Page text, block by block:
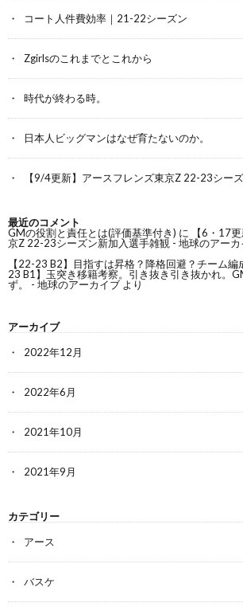
コート人件費効率｜21-22シーズン
Zgirlsのこれまでとこれから
時代が終わる時。
日本人ビッグマンはなぜ育たないのか。
【9/4更新】アースフレンズ東京Z 22-23シー
最近のコメント
GMの役割と責任とは(評価基準付き) に
【6・17
京Z 22-23シーズン新加入選手雑観 - 地球のアーカ
【22-23 B2】目指すは昇格？降格回避？チーム編
23 B1】玉突き移籍考察。引き抜き引き抜かれ。
ず。 - 地球のアーカイブ より
アーカイブ
2022年12月
2022年6月
2021年10月
2021年9月
カテゴリー
アース
バスケ